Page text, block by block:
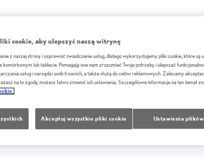
cookie, aby ulepszyć naszą witrynę
z naszej strony i usprawnić świadczenie usług, dlatego wykorzystujemy pliki cookie, które są
komórkowym lub tablecie. Pomagają one nam zrozumieć Twoje potrzeby i ulepszać
usług i narzędzi osób trzecich, a także służą do celów reklamowych. Zalecamy
na to zgody, możesz łatwo zmienić ich ustawienia. Szczegółowe informacje na ten temat
Ustawienia plików
Akceptuj wszystkie pliki cookie